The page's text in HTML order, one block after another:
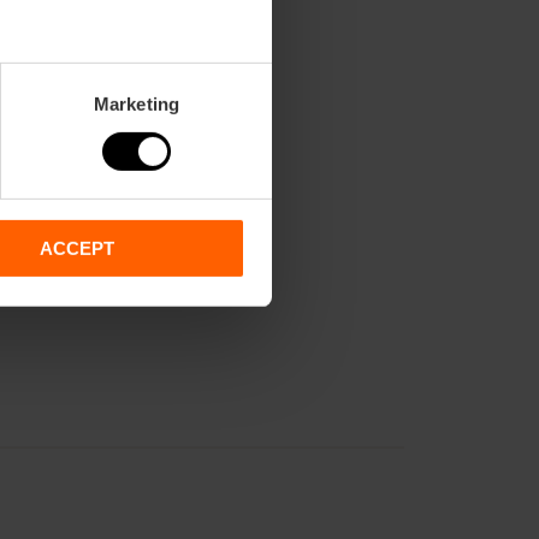
Marketing
ACCEPT
e febbraio.
e settembre.
e agosto.